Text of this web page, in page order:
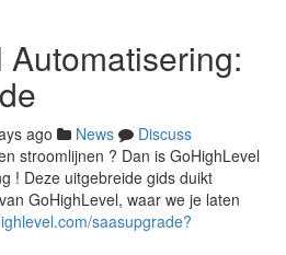
ago News
Discuss
stroomlijnen ? Dan is GoHighLevel
! Deze uitgebreide gids duikt
GoHighLevel, waar we je laten
saasupgrade?